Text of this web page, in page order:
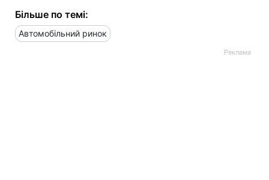
Більше по темі:
Автомобільний ринок